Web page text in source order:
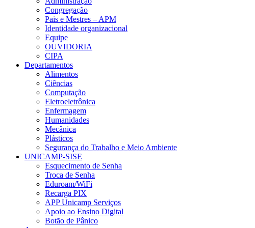
Congregação
Pais e Mestres – APM
Identidade organizacional
Equipe
OUVIDORIA
CIPA
Departamentos
Alimentos
Ciências
Computação
Eletroeletrônica
Enfermagem
Humanidades
Mecânica
Plásticos
Segurança do Trabalho e Meio Ambiente
UNICAMP-SISE
Esquecimento de Senha
Troca de Senha
Eduroam/WiFi
Recarga PIX
APP Unicamp Serviços
Apoio ao Ensino Digital
Botão de Pânico